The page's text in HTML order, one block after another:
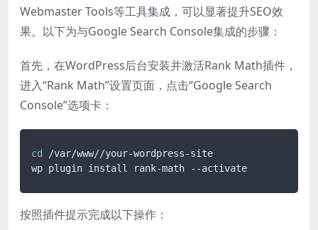
Webmaster Tools等工具集成，可以显著提升SEO效
果。以下为与Google Search Console集成的步骤：
首先，在WordPress后台安装并激活Rank Math插件，
进入“Rank Math”设置页面，点击“Google Search
Console”选项卡：
cd
/var/www//your-wordpress-site
按照插件提示完成以下操作：